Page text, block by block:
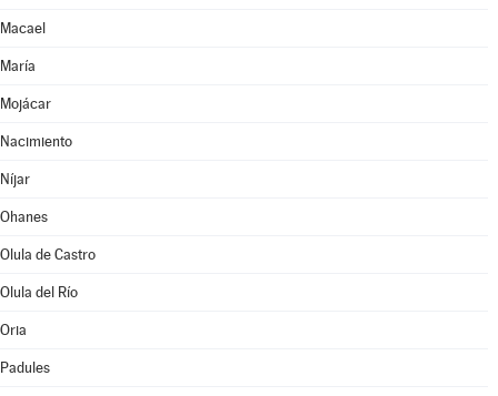
Macael
María
Mojácar
Nacimiento
Níjar
Ohanes
Olula de Castro
Olula del Río
Oria
Padules